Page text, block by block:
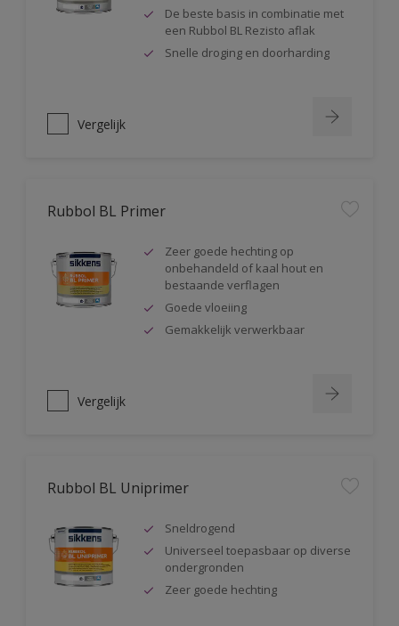
De beste basis in combinatie met
een Rubbol BL Rezisto aflak
Snelle droging en doorharding
Vergelijk
Rubbol BL Primer
Zeer goede hechting op
onbehandeld of kaal hout en
bestaande verflagen
Goede vloeiing
Gemakkelijk verwerkbaar
Vergelijk
Rubbol BL Uniprimer
Sneldrogend
Universeel toepasbaar op diverse
ondergronden
Zeer goede hechting